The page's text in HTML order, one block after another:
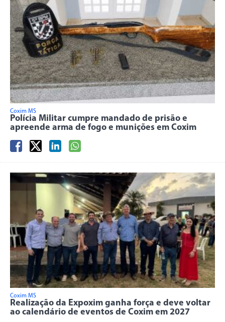
Coxim MS
Polícia Militar cumpre mandado de prisão e
apreende arma de fogo e munições em Coxim
Coxim MS
Realização da Expoxim ganha força e deve voltar
ao calendário de eventos de Coxim em 2027